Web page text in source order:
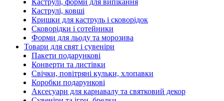
Каструлі, форми для випікання
Каструлі, ковші
Кришки для каструль і сковорідок
Сковорідки і сотейники
Форми для льоду та морозива
Товари для свят і сувеніри
Пакети подарункові
Конверти та листівки
Свічки, повітряні кульки, хлопавки
Коробки подарункові
Аксесуари для карнавалу та святковий декор